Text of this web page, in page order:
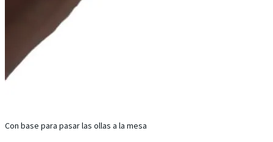
Con base para pasar las ollas a la mesa